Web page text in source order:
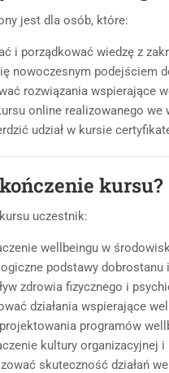
jest dla osób, które:
i porządkować wiedzę z
nowoczesnym podejściem
rozwiązania wspierające
online realizowanego we
udział w kursie
kursu?
uczestnik:
wellbeingu w
podstawy
zdrowia fizycznego i
działania wspierające
programów
kultury organizacyjnej
skuteczność działań